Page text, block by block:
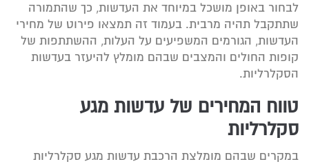
לבחור באופן מושכל במיוחד את העדשות, כך שהתמורה
שתתקבל תהיה מרבית. בעמוד זה תמצאו פירוט של מחירי
העדשות, הגורמים המשפיעים על העלות, ההשתתפות של
קופות החולים והמצבים שבהם מומלץ להיעזר בעדשות
הסקלרליות.
טווח המחירים של עדשות מגע
סקלרליות
במקרים שבהם מומלצת הרכבת עדשות מגע סקלרליות